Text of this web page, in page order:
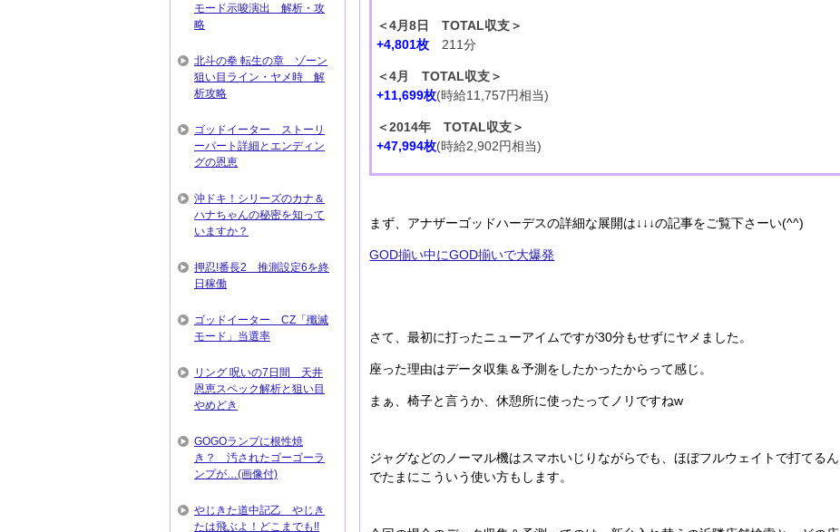
＜4月8日 TOTAL収支＞
+4,801枚 211分
＜4月 TOTAL収支＞
+11,699枚(時給11,757円相当)
＜2014年 TOTAL収支＞
+47,994枚(時給2,902円相当)
まず、アナザーゴッドハーデスの詳細な展開は↓↓↓の記事をご覧下さーい(^^)
GOD揃い中にGOD揃いで大爆発
さて、最初に打ったニューアイムですが30分もせずにヤメました。
座った理由はデータ収集＆予測をしたかったからって感じ。
まぁ、椅子と言うか、休憩所に使ったってノリですねw
ジャグなどのノーマル機はスマホいじりながらでも、ほぼフルウェイトで打てるん
でたまにこういう使い方もします。
モード示唆演出 解析・攻
略
北斗の拳 転生の章 ゾーン
狙い目ライン・ヤメ時 解
析攻略
ゴッドイーター ストーリ
ーパート詳細とエンディン
グの恩恵
沖ドキ！シリーズのカナ＆
ハナちゃんの秘密を知って
いますか？
押忍!番長2 推測設定6を終
日稼働
ゴッドイーター CZ「殲滅
モード」当選率
リング 呪いの7日間 天井
恩恵スペック解析と狙い目
やめどき
GOGOランプに根性焼
き？ 汚されたゴーゴーラ
ンプが…(画像付)
やじきた道中記乙 やじき
たは飛ぶよ！どこまでも!!